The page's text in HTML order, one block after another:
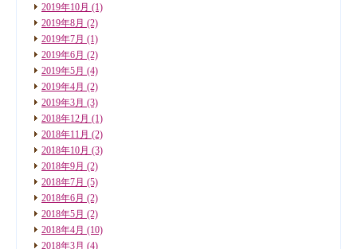
2019年10月 (1)
2019年8月 (2)
2019年7月 (1)
2019年6月 (2)
2019年5月 (4)
2019年4月 (2)
2019年3月 (3)
2018年12月 (1)
2018年11月 (2)
2018年10月 (3)
2018年9月 (2)
2018年7月 (5)
2018年6月 (2)
2018年5月 (2)
2018年4月 (10)
2018年3月 (4)